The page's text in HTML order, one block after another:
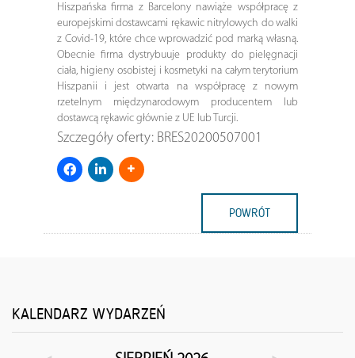
Hiszpańska firma z Barcelony nawiąże współpracę z
europejskimi dostawcami rękawic nitrylowych do walki
z Covid-19, które chce wprowadzić pod marką własną.
Obecnie firma dystrybuuje produkty do pielęgnacji
ciała, higieny osobistej i kosmetyki na całym terytorium
Hiszpanii i jest otwarta na współpracę z nowym
rzetelnym międzynarodowym producentem lub
dostawcą rękawic głównie z UE lub Turcji.
Szczegóły oferty: BRES20200507001
POWRÓT
KALENDARZ WYDARZEŃ